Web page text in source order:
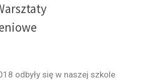
odbyły się w naszej szkole